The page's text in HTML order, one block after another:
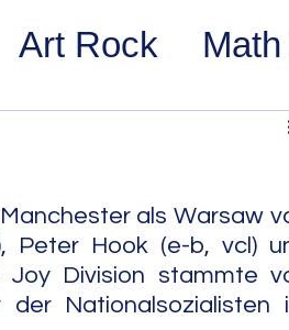
Art Rock
Alternative
Indie Pop
als Warsaw
Peter Hook (e-b, vcl)
Joy Division stammte
Nationalsozialisten